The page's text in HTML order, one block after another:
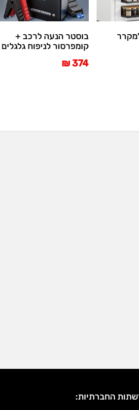
בוסטר הנעה לרכב +
קומפרסור לניפוח גלגלים
374 ₪
החברתיות: